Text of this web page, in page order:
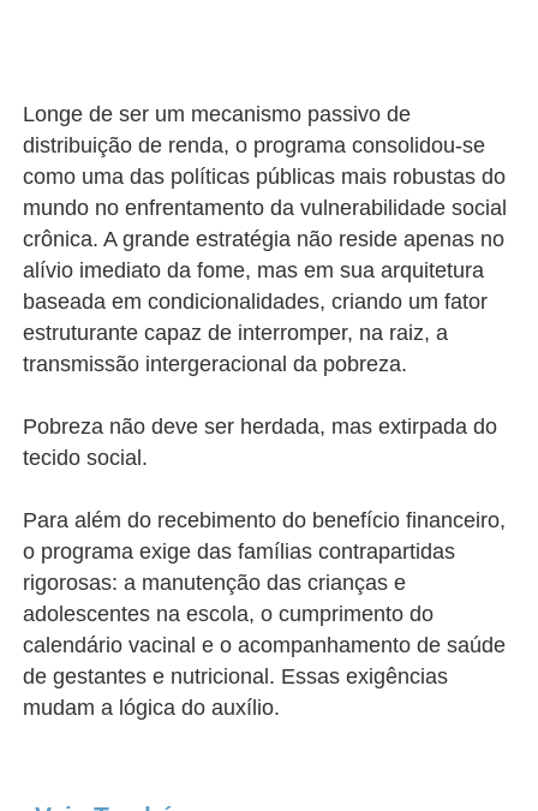
Longe de ser um mecanismo passivo de
distribuição de renda, o programa consolidou-se
como uma das políticas públicas mais robustas do
mundo no enfrentamento da vulnerabilidade social
crônica. A grande estratégia não reside apenas no
alívio imediato da fome, mas em sua arquitetura
baseada em condicionalidades, criando um fator
estruturante capaz de interromper, na raiz, a
transmissão intergeracional da pobreza.
Pobreza não deve ser herdada, mas extirpada do
tecido social.
Para além do recebimento do benefício financeiro,
o programa exige das famílias contrapartidas
rigorosas: a manutenção das crianças e
adolescentes na escola, o cumprimento do
calendário vacinal e o acompanhamento de saúde
de gestantes e nutricional. Essas exigências
mudam a lógica do auxílio.